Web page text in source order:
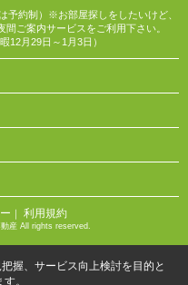
予約制）※お部屋探しをしたいけど、
ご案内サービスをご利用下さい。
12月29日～1月3日）
｜ 利用規約
産 All rights reserved.
握、サービス向上検討を目的と
。